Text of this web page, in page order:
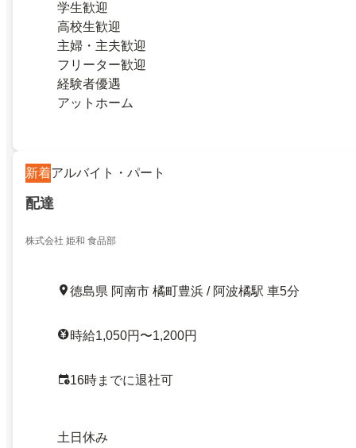
学生歓迎
高校生歓迎
主婦・主夫歓迎
フリーター歓迎
経験者優遇
アットホーム
新着アルバイト・パート
配達
株式会社 姫和 食品部
徳島県 阿南市 橘町豊浜 / 阿波橘駅 車5分
時給1,050円〜1,200円
16時までに退社可
土日休み